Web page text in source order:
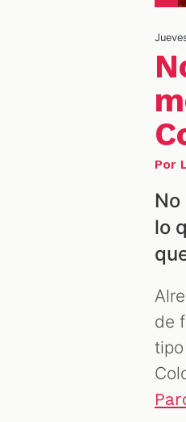
Por
lo
de